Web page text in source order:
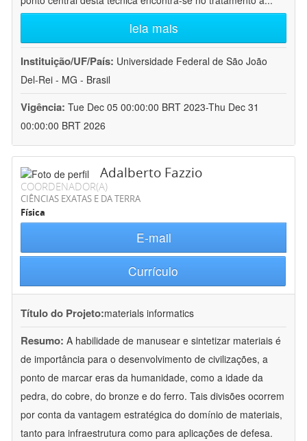
leia mais
Instituição/UF/País: Universidade Federal de São João
Del-Rei - MG - Brasil
Vigência: Tue Dec 05 00:00:00 BRT 2023-Thu Dec 31
00:00:00 BRT 2026
Adalberto Fazzio
COORDENADOR(A)
CIÊNCIAS EXATAS E DA TERRA
Física
E-mail
Currículo
Título do Projeto:materials informatics
Resumo: A habilidade de manusear e sintetizar materiais é
de importância para o desenvolvimento de civilizações, a
ponto de marcar eras da humanidade, como a idade da
pedra, do cobre, do bronze e do ferro. Tais divisões ocorrem
por conta da vantagem estratégica do domínio de materiais,
tanto para infraestrutura como para aplicações de defesa.